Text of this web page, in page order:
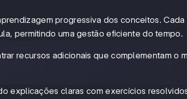
progressiva dos conceitos. Cada
permitindo uma gestão eficiente do tempo.
recursos adicionais que complementam o
explicações claras com exercícios